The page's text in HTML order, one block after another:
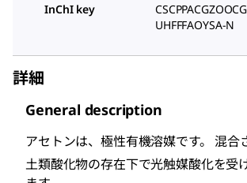
InChI key
UHFFFAOYSA-N
詳細
General description
アセトンは、極性有機溶媒です。 混合
土類酸化物の存在下で光触媒酸化を受